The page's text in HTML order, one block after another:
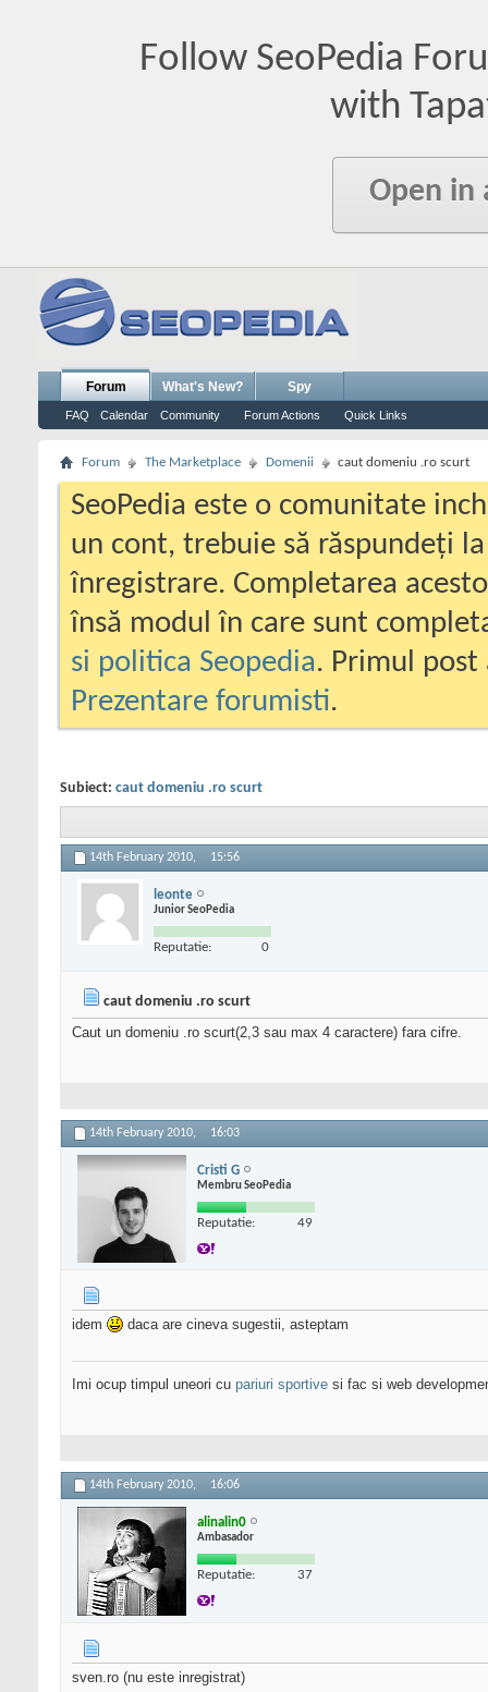
Follow SeoPedia
with
Open in
Forum
FAQ Calendar Community Forum Actions Quick Links
What's New? Spy
Forum The Marketplace Domenii caut domeniu .ro scurt
SeoPedia este o comunitate
un cont, trebuie să răspundeți
înregistrare. Completarea
însă modul în care sunt
si politica Seopedia. Primul
Prezentare forumisti.
Subiect: caut domeniu .ro scurt
14th February 2010, 15:56
leonte
Junior SeoPedia
Reputatie: 0
caut domeniu .ro scurt
Caut un domeniu .ro scurt(2,3 sau max 4 caractere) fara cifre.
14th February 2010, 16:03
Cristi G
Membru SeoPedia
Reputatie: 49
idem daca are cineva sugestii, asteptam
Imi ocup timpul uneori cu pariuri sportive si fac si web
14th February 2010, 16:06
alinalin0
Ambasador
Reputatie: 37
sven.ro (nu este inregistrat)